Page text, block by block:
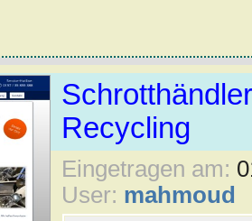
Recycling
Eingetragen am:
User: mahmoud